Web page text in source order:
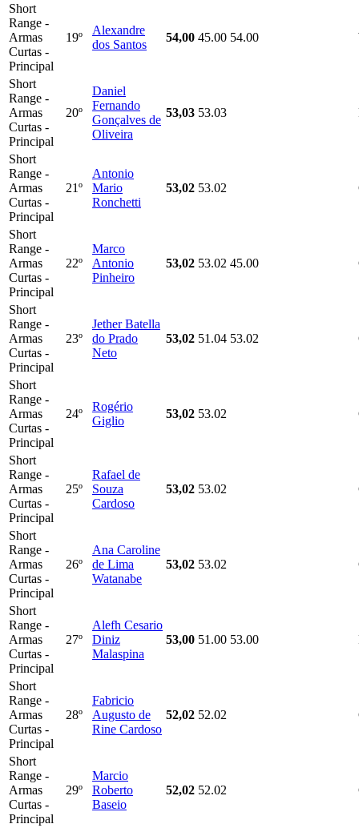
Short
Range -
Armas
Curtas -
Principal
19º
Alexandre
dos Santos
54,00 45.00 54.00
Short
Range -
Armas
Curtas -
Principal
20º
Daniel
Fernando
Gonçalves de
Oliveira
53,03 53.03
Short
Range -
Armas
Curtas -
Principal
21º
Antonio
Mario
Ronchetti
53,02 53.02
Short
Range -
Armas
Curtas -
Principal
22º
Marco
Antonio
Pinheiro
53,02 53.02 45.00
Short
Range -
Armas
Curtas -
Principal
23º
Jether Batella
do Prado
Neto
53,02 51.04 53.02
Short
Range -
Armas
Curtas -
Principal
24º
Rogério
Giglio
53,02 53.02
Short
Range -
Armas
Curtas -
Principal
25º
Rafael de
Souza
Cardoso
53,02 53.02
Short
Range -
Armas
Curtas -
Principal
26º
Ana Caroline
de Lima
Watanabe
53,02 53.02
Short
Range -
Armas
Curtas -
Principal
27º
Alefh Cesario
Diniz
Malaspina
53,00 51.00 53.00
Short
Range -
Armas
Curtas -
Principal
28º
Fabricio
Augusto de
Rine Cardoso
52,02 52.02
Short
Range -
Armas
Curtas -
Principal
29º
Marcio
Roberto
Baseio
52,02 52.02